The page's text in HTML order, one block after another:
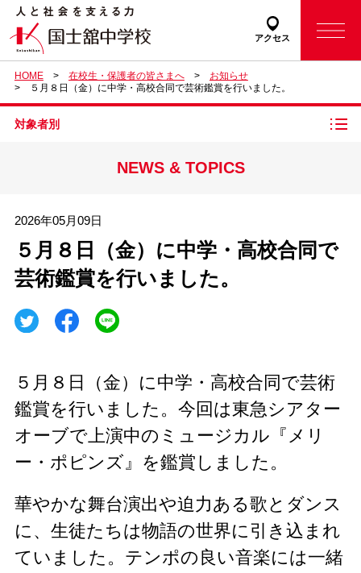
アクセス
HOME 在校生・保護者の皆さまへ
お知らせ
５月８日（金）に中学・高校合同で芸術鑑賞を行いました。
対象者別
NEWS & TOPICS
2026年05月09日
５月８日（金）に中学・高校合同で
芸術鑑賞を行いました。
５月８日（金）に中学・高校合同で芸術
鑑賞を行いました。今回は東急シアター
オーブで上演中のミュージカル『メリ
ー・ポピンズ』を鑑賞しました。
華やかな舞台演出や迫力ある歌とダンス
に、生徒たちは物語の世界に引き込まれ
ていました。テンポの良い音楽には一緒